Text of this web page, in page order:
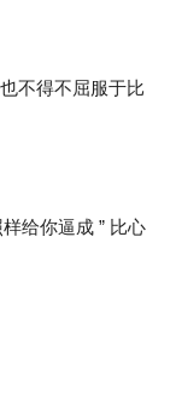
不得不屈服于比
给你逼成 ” 比心